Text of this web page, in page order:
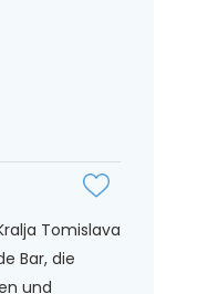
Tomislava
Bar, die
und